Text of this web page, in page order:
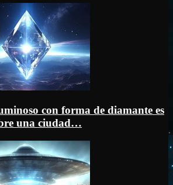
con forma de diamante es
una ciudad…